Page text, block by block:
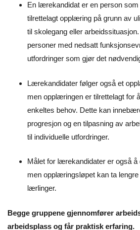
En lærekandidat er en person
tilrettelagt opplæring på grunn av
til skolegang eller
personer med nedsatt
utfordringer som gjør det
Lærekandidater følger også et
men opplæringen er tilrettelagt for
enkeltes behov. Dette kan
progresjon og en tilpasning av
til individuelle utfordringer.
Målet for lærekandidater er også å
men opplæringsløpet kan ta
lærlinger.
Begge gruppene gjennomfører
arbeidsplass og får praktisk erfaring.